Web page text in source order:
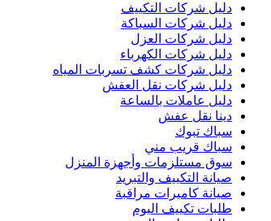
دليل شركات التكييف
دليل شركات السباكة
دليل شركات العزل
دليل شركات الكهرباء
دليل شركات كشف تسربات المياه
دليل شركات نقل العفش
دليل عاملات بالساعة
دينا نقل عفش
سباك تبوك
سباك قريب مني
سوق مستلزمات وأجهزة المنزل
صيانة التكييف والتبريد
صيانة كاميرات مراقبة
طلبات تكييف اليوم